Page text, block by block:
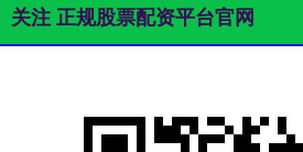
关注 正规股票配资平台官网